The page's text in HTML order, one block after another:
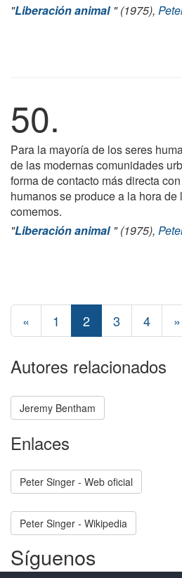
"Liberación animal " (1975),
50.
Para la mayoría de los seres
de las modernas comunidades
forma de contacto más directa
humanos se produce a la hora
comemos.
"Liberación animal " (1975),
« 1 2 3 4 »
Autores relacionados
Jeremy Bentham
Enlaces
Peter Singer - Web oficial
Peter Singer - Wikipedia
Síguenos